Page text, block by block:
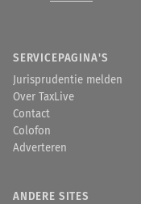
SERVICEPAGINA'S
Jurisprudentie melden
Over TaxLive
Contact
Colofon
Adverteren
ANDERE SITES